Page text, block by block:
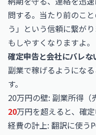
問する。当たり前のこ
う」という信頼に繋が
もしやすくなりますよ。
確定申告と会社にバレな
副業で稼げるようにな
す。
20万円の壁: 副業所得（
20万円を超えると、確定
経費の計上: 翻訳に使う